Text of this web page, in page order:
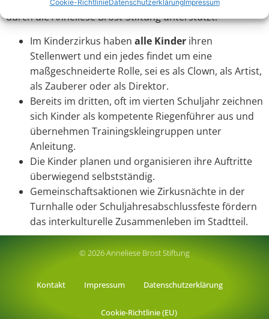
Cookie-RichtlinieDatenschutzerklärungImpressum
durch die Anneliese Brost-Stiftung unterstützt.
Im Kinderzirkus haben alle Kinder ihren
Stellenwert und ein jedes findet um eine
maßgeschneiderte Rolle, sei es als Clown, als Artist,
als Zauberer oder als Direktor.
Bereits im dritten, oft im vierten Schuljahr zeichnen
sich Kinder als kompetente Riegenführer aus und
übernehmen Trainingskleingruppen unter
Anleitung.
Die Kinder planen und organisieren ihre Auftritte
überwiegend selbstständig.
Gemeinschaftsaktionen wie Zirkusnächte in der
Turnhalle oder Schuljahresabschlussfeste fördern
das interkulturelle Zusammenleben im Stadtteil.
© 2026 Anneliese Brost Stiftung
Kontakt Impressum Datenschutzerklärung
Cookie-Richtlinie (EU)